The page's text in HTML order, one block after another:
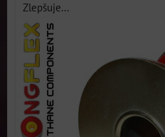
Zlepšuje...